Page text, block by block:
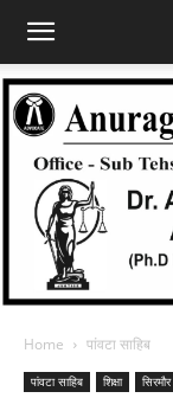
Home पांवटा साहिब
पांवटा साहिब शिक्षा सिरमौर